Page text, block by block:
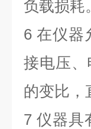
负载损耗。
6 在仪器
接电压
的变比，
7 仪器具